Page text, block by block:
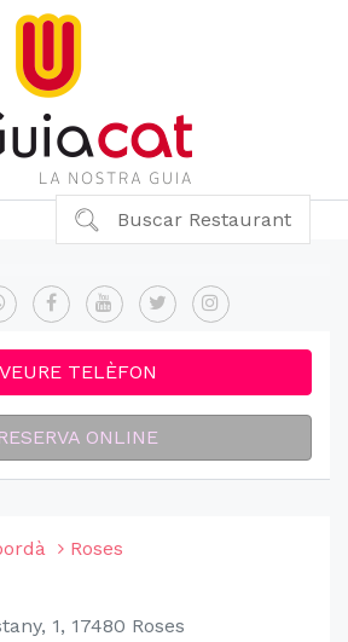
Buscar Restaurant
VEURE TELÈFON
RESERVA ONLINE
Roses
1, 17480 Roses